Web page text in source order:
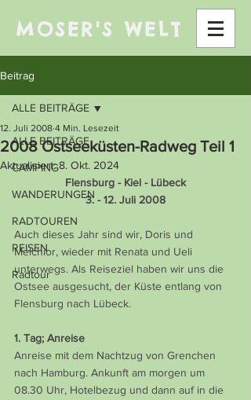
MOSER'S WELT
Beitrag
ALLE BEITRÄGE
CAMPING
WANDERUNGEN
RADTOUREN
REISEN
Radtour
ALLE BEITRÄGE
2008 Ostseeküsten-Radweg Teil 1
12. Juli 2008 4 Min. Lesezeit
Aktualisiert:8. Okt. 2024
Flensburg - Kiel - Lübeck
3. - 12. Juli 2008
Auch dieses Jahr sind wir, Doris und
Melchior, wieder mit Renata und Ueli
unterwegs. Als Reiseziel haben wir uns die
Ostsee ausgesucht, der Küste entlang von
Flensburg nach Lübeck.
1. Tag; Anreise
Anreise mit dem Nachtzug von Grenchen
nach Hamburg. Ankunft am morgen um
08.30 Uhr, Hotelbezug und dann auf in die